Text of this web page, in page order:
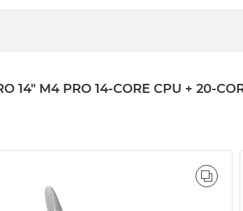
14" M4 PRO 14-CORE CPU + 20-